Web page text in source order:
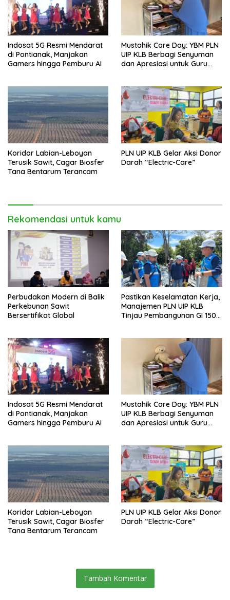
Indosat 5G Resmi Mendarat
di Pontianak, Manjakan
Gamers hingga Pemburu AI
Mustahik Care Day: YBM PLN
UIP KLB Berbagi Senyuman
dan Apresiasi untuk Guru
Koridor Labian-Leboyan
Terusik Sawit, Cagar Biosfer
Tana Bentarum Terancam
PLN UIP KLB Gelar Aksi Donor
Darah “Electric-Care”
Rekomendasi untuk kamu
Perbudakan Modern di Balik
Perkebunan Sawit
Bersertifikat Global
Pastikan Keselamatan Kerja,
Manajemen PLN UIP KLB
Tinjau Pembangunan GI 150
Indosat 5G Resmi Mendarat
di Pontianak, Manjakan
Gamers hingga Pemburu AI
Mustahik Care Day: YBM PLN
UIP KLB Berbagi Senyuman
dan Apresiasi untuk Guru
Koridor Labian-Leboyan
Terusik Sawit, Cagar Biosfer
Tana Bentarum Terancam
PLN UIP KLB Gelar Aksi Donor
Darah “Electric-Care”
Tambah Komentar